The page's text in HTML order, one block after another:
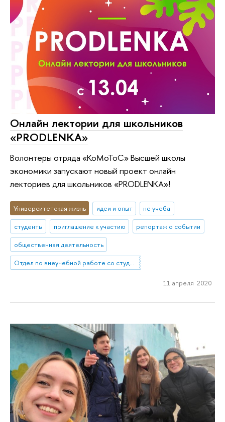
Онлайн лектории для школьников
«PRODLENKA»
Волонтеры отряда «КоМоТоС» Высшей школы
экономики запускают новый проект онлайн
лекториев для школьников «PRODLENKA»!
Университетская жизнь идеи и опыт
не учеба
студенты
приглашение к участию
репортаж о событии
общественная деятельность
Отдел по внеучебной работе со студентами (Нижний Новгород)
11 апреля 2020